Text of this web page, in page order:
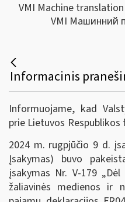
VMI Machine
VMI Машинний
Informuojame, kad
prie Lietuvos
2024 m. rugpjūčio 9 d.
Įsakymas) buvo
įsakymas Nr. V-179
žaliavinės medienos ir